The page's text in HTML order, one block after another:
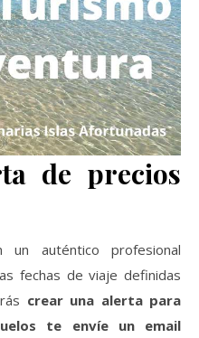
de precios
auténtico profesional
fechas de viaje definidas
crear una alerta para
te envíe un email